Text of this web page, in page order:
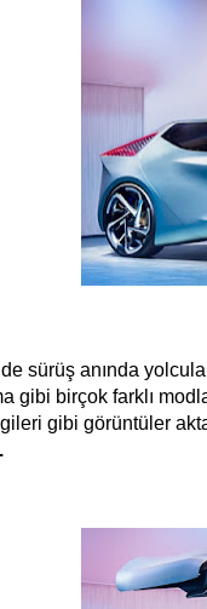
sürüş anında
gibi birçok farklı
gibi görüntüler